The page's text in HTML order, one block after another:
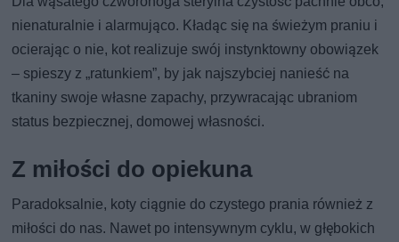
nienaturalnie i alarmująco. Kładąc się na świeżym praniu i
ocierając o nie, kot realizuje swój instynktowny obowiązek
– spieszy z „ratunkiem”, by jak najszybciej nanieść na
tkaniny swoje własne zapachy, przywracając ubraniom
status bezpiecznej, domowej własności.
Z miłości do opiekuna
Paradoksalnie, koty ciągnie do czystego prania również z
miłości do nas. Nawet po intensywnym cyklu, w głębokich